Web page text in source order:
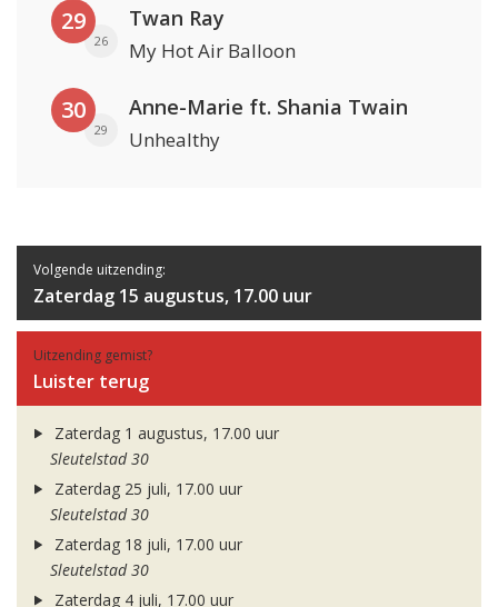
29
26
Twan Ray
My Hot Air Balloon
30
29
Anne-Marie ft. Shania Twain
Unhealthy
Volgende uitzending:
Zaterdag 15 augustus, 17.00 uur
Uitzending gemist?
Luister terug
Zaterdag 1 augustus, 17.00 uur
Sleutelstad 30
Zaterdag 25 juli, 17.00 uur
Sleutelstad 30
Zaterdag 18 juli, 17.00 uur
Sleutelstad 30
Zaterdag 4 juli, 17.00 uur